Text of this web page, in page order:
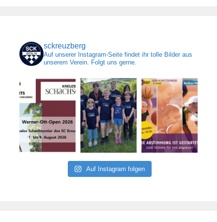
sckreuzberg
Auf unserer Instagram-Seite findet ihr tolle Bilder aus
unserem Verein. Folgt uns gerne.
Auf Instagram folgen